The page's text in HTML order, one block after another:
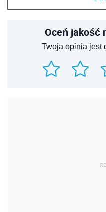
Oceń jakość
Twoja opinia jest